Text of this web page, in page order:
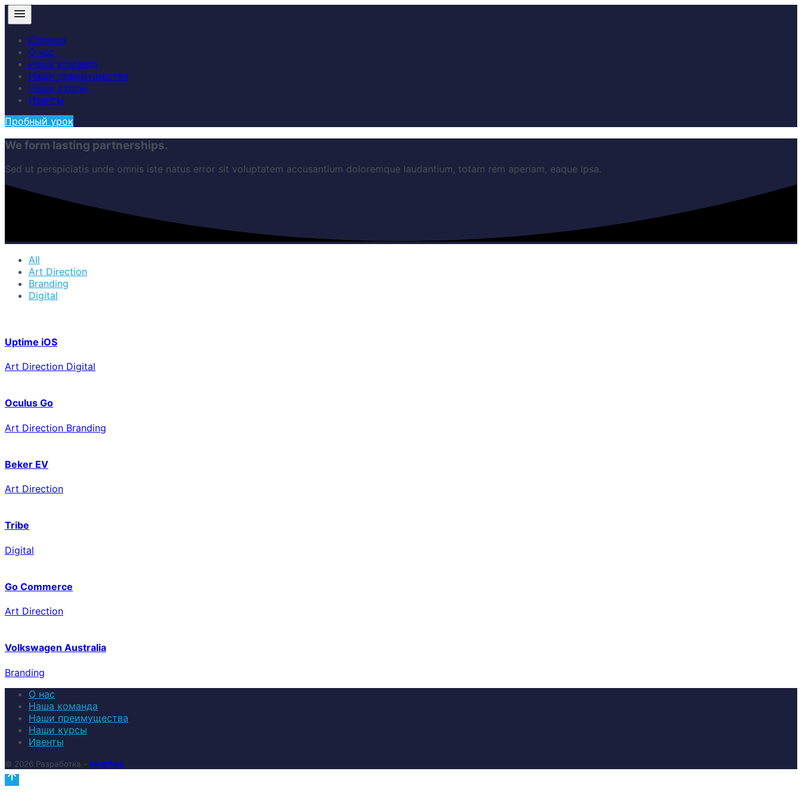
Главная
О нас
Наша команда
Наши преимущества
Наши курсы
Ивенты
Пробный урок
We form lasting partnerships.
Sed ut perspiciatis unde omnis iste natus error sit voluptatem accusantium doloremque laudantium, totam rem aperiam, eaque ipsa.
All
Art Direction
Branding
Digital
Uptime iOS
Art Direction Digital
Oculus Go
Art Direction Branding
Beker EV
Art Direction
Tribe
Digital
Go Commerce
Art Direction
Volkswagen Australia
Branding
О нас
Наша команда
Наши преимущества
Наши курсы
Ивенты
© 2026 Разработка - BestWeb